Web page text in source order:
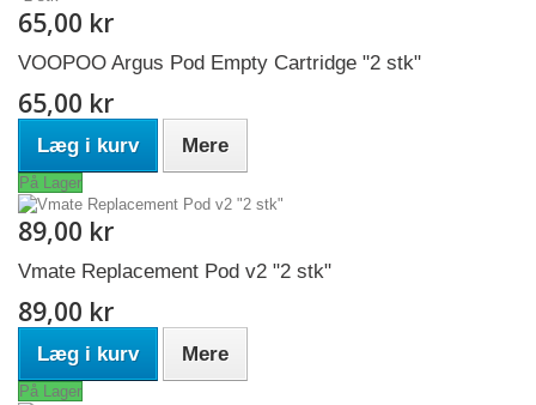
65,00 kr
VOOPOO Argus Pod Empty Cartridge "2 stk"
65,00 kr
Læg i kurv Mere
På Lager
89,00 kr
Vmate Replacement Pod v2 "2 stk"
89,00 kr
Læg i kurv Mere
På Lager